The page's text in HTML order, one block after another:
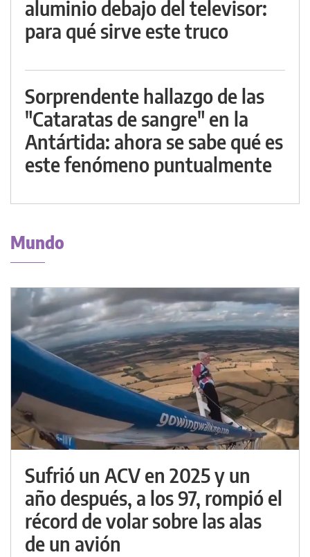
aluminio debajo del televisor:
para qué sirve este truco
Sorprendente hallazgo de las
"Cataratas de sangre" en la
Antártida: ahora se sabe qué es
este fenómeno puntualmente
Mundo
Sufrió un ACV en 2025 y un
año después, a los 97, rompió el
récord de volar sobre las alas
de un avión